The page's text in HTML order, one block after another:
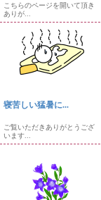
こちらのページを開いて頂き
ありが...
寝苦しい猛暑に...
ご覧いただきありがとうござ
います...